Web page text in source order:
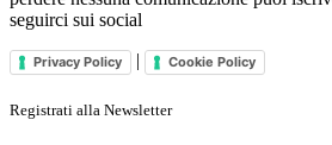
seguirci sui social
Privacy Policy | Cookie Policy
Registrati alla Newsletter